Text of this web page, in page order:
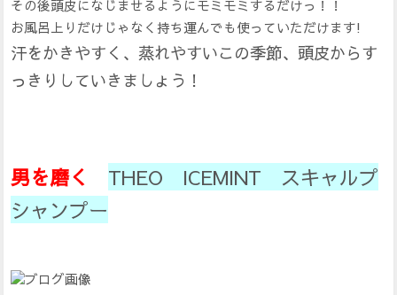
その後頭皮になじませるようにモミモミするだけっ！！
お風呂上りだけじゃなく持ち運んでも使っていただけます!
汗をかきやすく、蒸れやすいこの季節、頭皮からす
っきりしていきましょう！
男を磨く
THEO ICEMINT スキャルプ
シャンプー